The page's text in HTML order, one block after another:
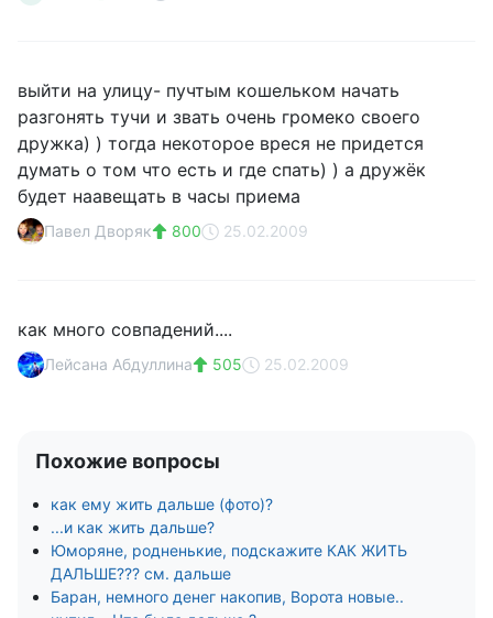
выйти на улицу- пучтым кошельком начать
разгонять тучи и звать очень громеко своего
дружка) ) тогда некоторое вреся не придется
думать о том что есть и где спать) ) а дружёк
будет наавещать в часы приема
Павел Дворяк 800 25.02.2009
как много совпадений....
Лейсана Абдуллина 505 25.02.2009
Похожие вопросы
как ему жить дальше (фото)?
...и как жить дальше?
Юморяне, родненькие, подскажите КАК ЖИТЬ
ДАЛЬШЕ??? см. дальше
Баран, немного денег накопив, Ворота новые..